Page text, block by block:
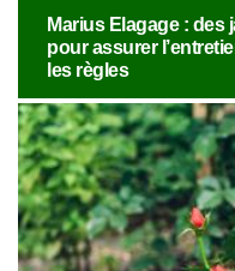
Marius Elagage :
pour assurer
les règles